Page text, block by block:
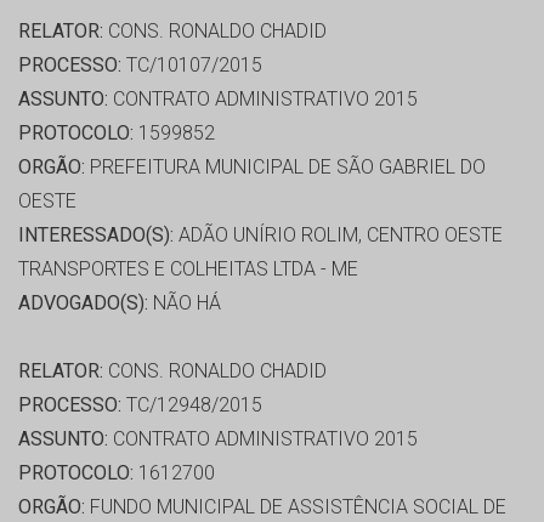
RELATOR: CONS. RONALDO CHADID
PROCESSO: TC/10107/2015
ASSUNTO: CONTRATO ADMINISTRATIVO 2015
PROTOCOLO: 1599852
ORGÃO: PREFEITURA MUNICIPAL DE SÃO GABRIEL DO
OESTE
INTERESSADO(S): ADÃO UNÍRIO ROLIM, CENTRO OESTE
TRANSPORTES E COLHEITAS LTDA - ME
ADVOGADO(S): NÃO HÁ
RELATOR: CONS. RONALDO CHADID
PROCESSO: TC/12948/2015
ASSUNTO: CONTRATO ADMINISTRATIVO 2015
PROTOCOLO: 1612700
ORGÃO: FUNDO MUNICIPAL DE ASSISTÊNCIA SOCIAL DE